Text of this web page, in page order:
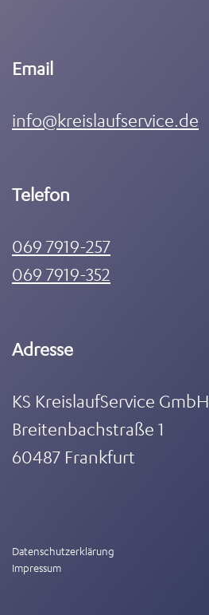
Email
info@kreislaufservice.de
Telefon
069 7919-257
069 7919-352
Adresse
KS KreislaufService GmbH
Breitenbachstraße 1
60487 Frankfurt
Datenschutzerklärung
Impressum